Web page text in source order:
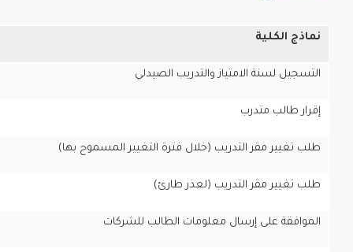
نماذج الكلية
التسجيل لسنة الامتياز والتدريب الصيدلي
إقرار طالب متدرب
طلب تغيير مقر التدريب (خلال فترة التغيير المسموح بها)
طلب تغيير مقر التدريب (لعذر طارئ)
الموافقة على إرسال معلومات الطالب للشركات